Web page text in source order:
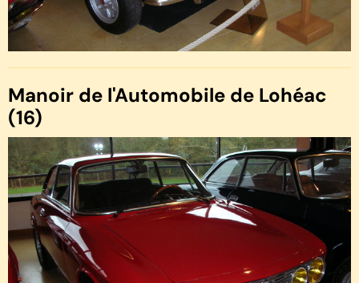
Manoir de l'Automobile de Lohéac
(16)